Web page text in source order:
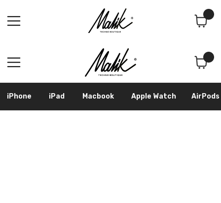
iPhone Apple Watch